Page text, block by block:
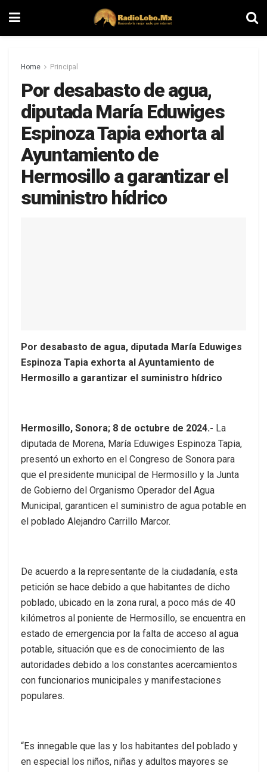
Home Principal
Por desabasto de agua,
diputada María Eduwiges
Espinoza Tapia exhorta al
Ayuntamiento de
Hermosillo a garantizar el
suministro hídrico
Por desabasto de agua, diputada María Eduwiges
Espinoza Tapia exhorta al Ayuntamiento de
Hermosillo a garantizar el suministro hídrico
Hermosillo, Sonora; 8 de octubre de 2024.- La
diputada de Morena, María Eduwiges Espinoza Tapia,
presentó un exhorto en el Congreso de Sonora para
que el presidente municipal de Hermosillo y la Junta
de Gobierno del Organismo Operador del Agua
Municipal, garanticen el suministro de agua potable en
el poblado Alejandro Carrillo Marcor.
De acuerdo a la representante de la ciudadanía, esta
petición se hace debido a que habitantes de dicho
poblado, ubicado en la zona rural, a poco más de 40
kilómetros al poniente de Hermosillo, se encuentra en
estado de emergencia por la falta de acceso al agua
potable, situación que es de conocimiento de las
autoridades debido a los constantes acercamientos
con funcionarios municipales y manifestaciones
populares.
“Es innegable que las y los habitantes del poblado y
en especial los niños, niñas y adultos mayores se